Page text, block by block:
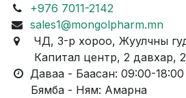
+976 7011-2142
sales1@mongolpharm.mn
ЧД, 3-р хороо, Жуулчны
Капитал центр, 2 давхар,
Даваа - Баасан: 09:00-18:00
Бямба - Ням: Амарна